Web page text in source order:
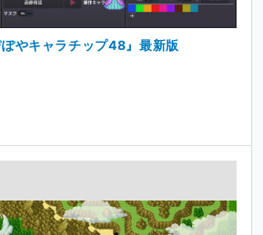
ぽやキャラチップ48』最新版